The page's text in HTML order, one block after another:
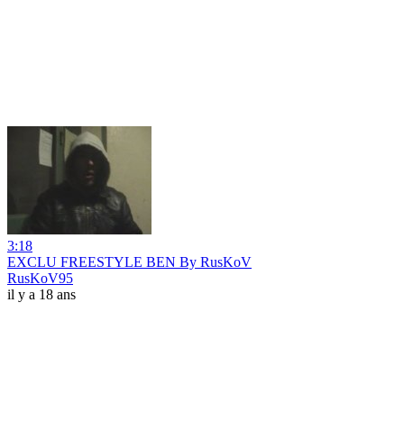
3:18
EXCLU FREESTYLE BEN By RusKoV
RusKoV95
il y a 18 ans